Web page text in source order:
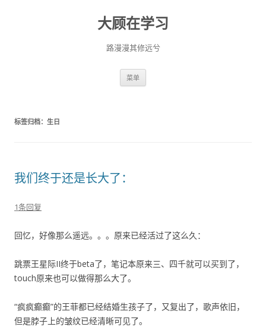
大顾在学习
路漫漫其修远兮
菜单
标签归档： 生日
我们终于还是长大了：
1条回复
回忆，好像那么遥远。。。原来已经活过了这么久：
跳票王星际II终于beta了，笔记本原来三、四千就可以买到了，
touch原来也可以做得那么大了。
“疯疯癫癫”的王菲都已经结婚生孩子了，又复出了，歌声依旧，
但是脖子上的皱纹已经清晰可见了。